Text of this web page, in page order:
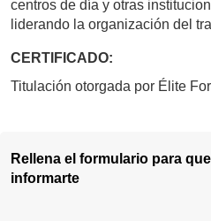
centros de día y otras
liderando la organización del
CERTIFICADO:
Titulación otorgada por Élite
Rellena el formulario para
informarte